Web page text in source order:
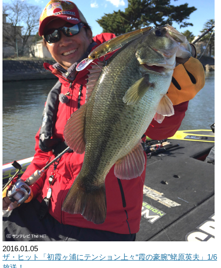
2016.01.05
ザ・ヒット「初霞ヶ浦にテンション上々“霞の豪腕”蛯原英夫」1/6